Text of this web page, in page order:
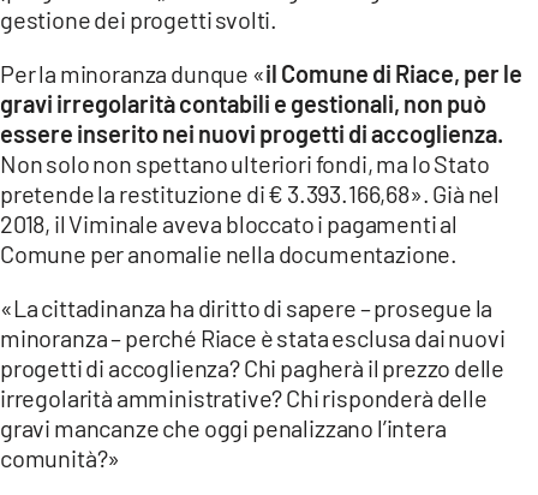
CATANZAROCHANNEL.IT
LACAPITALENEWS.IT
App
ANDROID
APPLE
gestione dei progetti svolti.
Per la minoranza dunque «il Comune di Riace, per le
gravi irregolarità contabili e gestionali, non può
essere inserito nei nuovi progetti di accoglienza.
Non solo non spettano ulteriori fondi, ma lo Stato
pretende la restituzione di € 3.393.166,68». Già nel
2018, il Viminale aveva bloccato i pagamenti al
Comune per anomalie nella documentazione.
«La cittadinanza ha diritto di sapere – prosegue la
minoranza – perché Riace è stata esclusa dai nuovi
progetti di accoglienza? Chi pagherà il prezzo delle
irregolarità amministrative? Chi risponderà delle
gravi mancanze che oggi penalizzano l’intera
comunità?»